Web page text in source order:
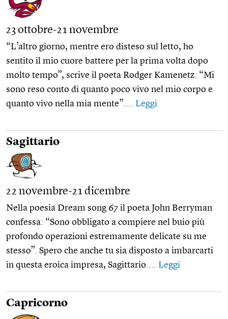
23 ottobre-21 novembre
“L’altro giorno, mentre ero disteso sul letto, ho
sentito il mio cuore battere per la prima volta dopo
molto tempo”, scrive il poeta Rodger Kamenetz. “Mi
sono reso conto di quanto poco vivo nel mio corpo e
quanto vivo nella mia mente”.... Leggi
Sagittario
22 novembre-21 dicembre
Nella poesia Dream song 67 il poeta John Berryman
confessa: “Sono obbligato a compiere nel buio più
profondo operazioni estremamente delicate su me
stesso”. Spero che anche tu sia disposto a imbarcarti
in questa eroica impresa, Sagittario.... Leggi
Capricorno